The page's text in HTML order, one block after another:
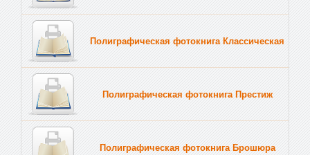
Полиграфическая фотокнига Классическая
Полиграфическая фотокнига Престиж
Полиграфическая фотокнига Брошюра